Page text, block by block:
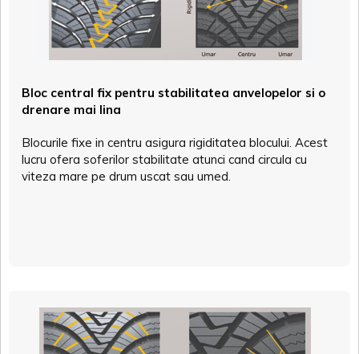
Bloc central fix pentru stabilitatea anvelopelor si o
drenare mai lina
Blocurile fixe in centru asigura rigiditatea blocului. Acest
lucru ofera soferilor stabilitate atunci cand circula cu
viteza mare pe drum uscat sau umed.